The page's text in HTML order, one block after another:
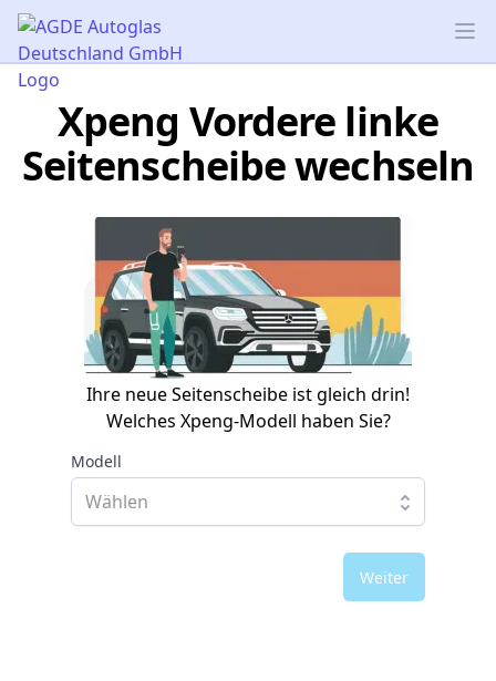
AGDE Autoglas Deutschland GmbH
Xpeng Vordere linke
Seitenscheibe wechseln
Ihre neue Seitenscheibe ist gleich drin!
Welches Xpeng-Modell haben Sie?
Modell
Weiter